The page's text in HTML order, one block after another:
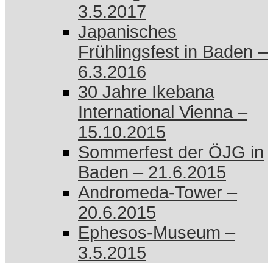
3.5.2017
Japanisches
Frühlingsfest in Baden –
6.3.2016
30 Jahre Ikebana
International Vienna –
15.10.2015
Sommerfest der ÖJG in
Baden – 21.6.2015
Andromeda-Tower –
20.6.2015
Ephesos-Museum –
3.5.2015